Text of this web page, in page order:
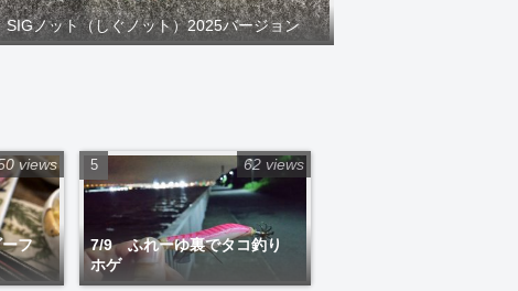
SIGノット（しぐノット）2025バージョン
フ
views
7/9 ふれーゆ裏でタコ釣り
ホゲ
62 views